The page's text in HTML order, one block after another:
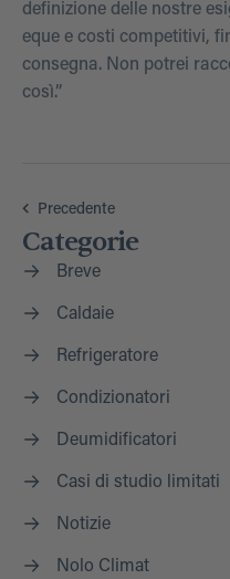
definizione delle nostre
eque e costi competitivi,
consegna. Non potrei
così.”
Precedente
Categorie
Breve
Caldaie
Refrigeratore
Condizionatori
Deumidificatori
Casi di studio limitati
Notizie
Nolo Climat